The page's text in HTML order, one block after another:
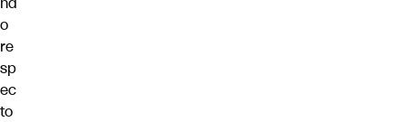
o
re
sp
ec
to